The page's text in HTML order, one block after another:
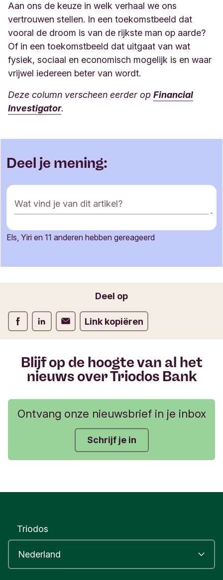
Aan ons de keuze in welk verhaal we ons
vertrouwen stellen. In een toekomstbeeld dat
vooral de droom is van de rijkste man op aarde?
Of in een toekomstbeeld dat uitgaat van wat
fysiek, sociaal en economisch mogelijk is en waar
vrijwel iedereen beter van wordt.
Deze column verscheen eerder op Financial
Investigator.
Deel je mening:
R
e
c
e
m
u
l
Wat vind je van dit artikel?
Els, Yiri en 11 anderen hebben gereageerd
Deel op
Deel op Facebook
Deel op LinkedInDeel op Verstuur per email
Link kopiëren
Blijf op de hoogte van al het
nieuws over Triodos Bank
Ontvang onze nieuwsbrief in je inbox
Schrijf je in
Triodos